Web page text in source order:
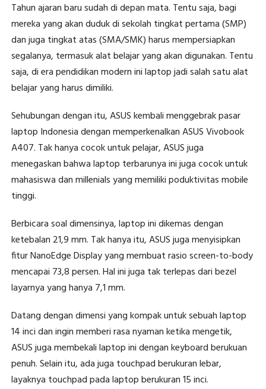
Tahun ajaran baru sudah di depan mata. Tentu saja, bagi
mereka yang akan duduk di sekolah tingkat pertama (SMP)
dan juga tingkat atas (SMA/SMK) harus mempersiapkan
segalanya, termasuk alat belajar yang akan digunakan. Tentu
saja, di era pendidikan modern ini laptop jadi salah satu alat
belajar yang harus dimiliki.
Sehubungan dengan itu, ASUS kembali menggebrak pasar
laptop Indonesia dengan memperkenalkan ASUS Vivobook
A407. Tak hanya cocok untuk pelajar, ASUS juga
menegaskan bahwa laptop terbarunya ini juga cocok untuk
mahasiswa dan millenials yang memiliki poduktivitas mobile
tinggi.
Berbicara soal dimensinya, laptop ini dikemas dengan
ketebalan 21,9 mm. Tak hanya itu, ASUS juga menyisipkan
fitur NanoEdge Display yang membuat rasio screen-to-body
mencapai 73,8 persen. Hal ini juga tak terlepas dari bezel
layarnya yang hanya 7,1 mm.
Datang dengan dimensi yang kompak untuk sebuah laptop
14 inci dan ingin memberi rasa nyaman ketika mengetik,
ASUS juga membekali laptop ini dengan keyboard berukuan
penuh. Selain itu, ada juga touchpad berukuran lebar,
layaknya touchpad pada laptop berukuran 15 inci.